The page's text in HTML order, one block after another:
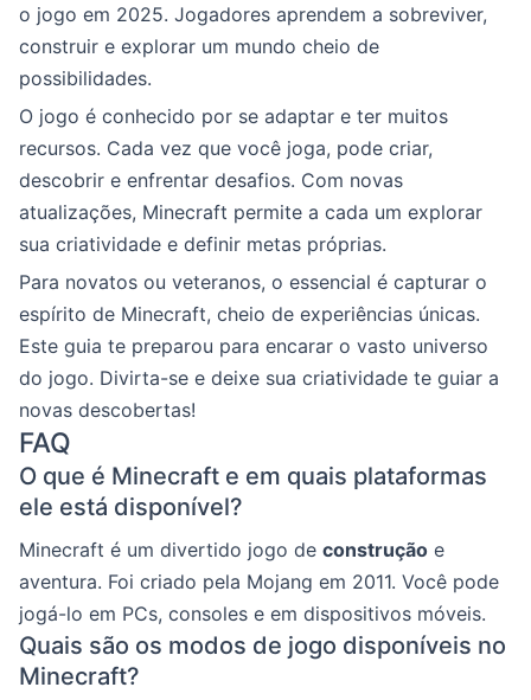
o jogo em 2025. Jogadores aprendem a sobreviver,
construir e explorar um mundo cheio de
possibilidades.
O jogo é conhecido por se adaptar e ter muitos
recursos. Cada vez que você joga, pode criar,
descobrir e enfrentar desafios. Com novas
atualizações, Minecraft permite a cada um explorar
sua criatividade e definir metas próprias.
Para novatos ou veteranos, o essencial é capturar o
espírito de Minecraft, cheio de experiências únicas.
Este guia te preparou para encarar o vasto universo
do jogo. Divirta-se e deixe sua criatividade te guiar a
novas descobertas!
FAQ
O que é Minecraft e em quais plataformas
ele está disponível?
Minecraft é um divertido jogo de construção e
aventura. Foi criado pela Mojang em 2011. Você pode
jogá-lo em PCs, consoles e em dispositivos móveis.
Quais são os modos de jogo disponíveis no
Minecraft?